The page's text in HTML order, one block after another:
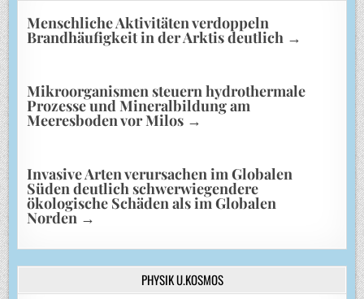
Menschliche Aktivitäten verdoppeln
Brandhäufigkeit in der Arktis deutlich →
Mikroorganismen steuern hydrothermale
Prozesse und Mineralbildung am
Meeresboden vor Milos →
Invasive Arten verursachen im Globalen
Süden deutlich schwerwiegendere
ökologische Schäden als im Globalen
Norden →
PHYSIK U.KOSMOS